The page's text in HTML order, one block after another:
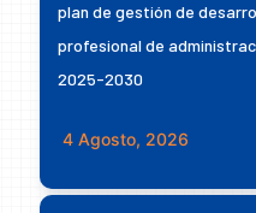
plan de gestión de
profesional de
2025-2030
4 Agosto, 2026